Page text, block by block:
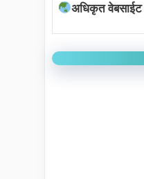
अधिकृत वेबसाईट